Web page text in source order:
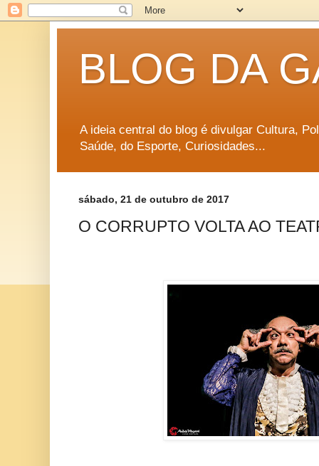
BLOG DA
A ideia central do blog é divulgar Cultura,
Saúde, do Esporte, Curiosidades...
sábado, 21 de outubro de 2017
O CORRUPTO VOLTA AO